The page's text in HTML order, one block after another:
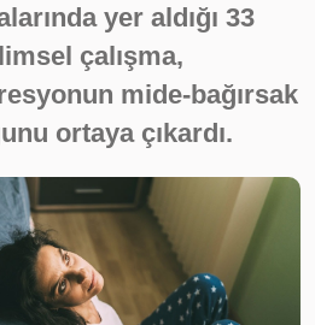
yer aldığı 33
çalışma,
mide-bağırsak
ortaya çıkardı.